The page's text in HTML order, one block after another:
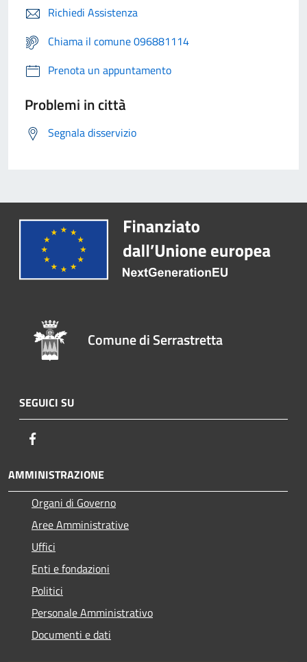
Richiedi Assistenza
Chiama il comune 096881114
Prenota un appuntamento
Problemi in città
Segnala disservizio
Comune di Serrastretta
SEGUICI SU
AMMINISTRAZIONE
Organi di Governo
Aree Amministrative
Uffici
Enti e fondazioni
Politici
Personale Amministrativo
Documenti e dati